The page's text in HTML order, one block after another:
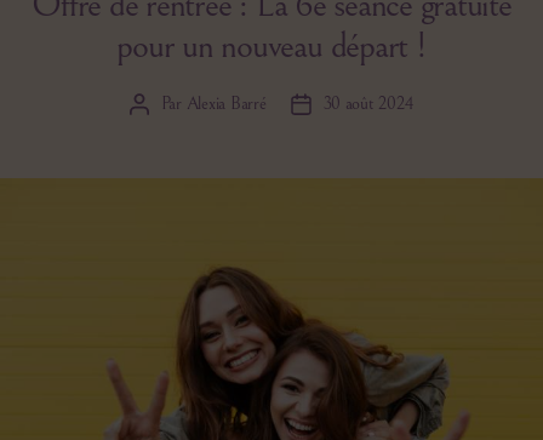
pour un nouveau départ !
Auteur
Par Alexia Barré
Date30 août 2024